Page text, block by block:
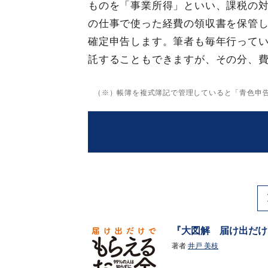
ものを「事業所得」といい、課税の
の仕事で使った経費の領収書を保管
確定申告します。筆者も毎年行って
託することもできますが、その分、
（※）帳簿を複式簿記で管理していると「青色
『大図解 届け出だ
著者 井戸 美枝